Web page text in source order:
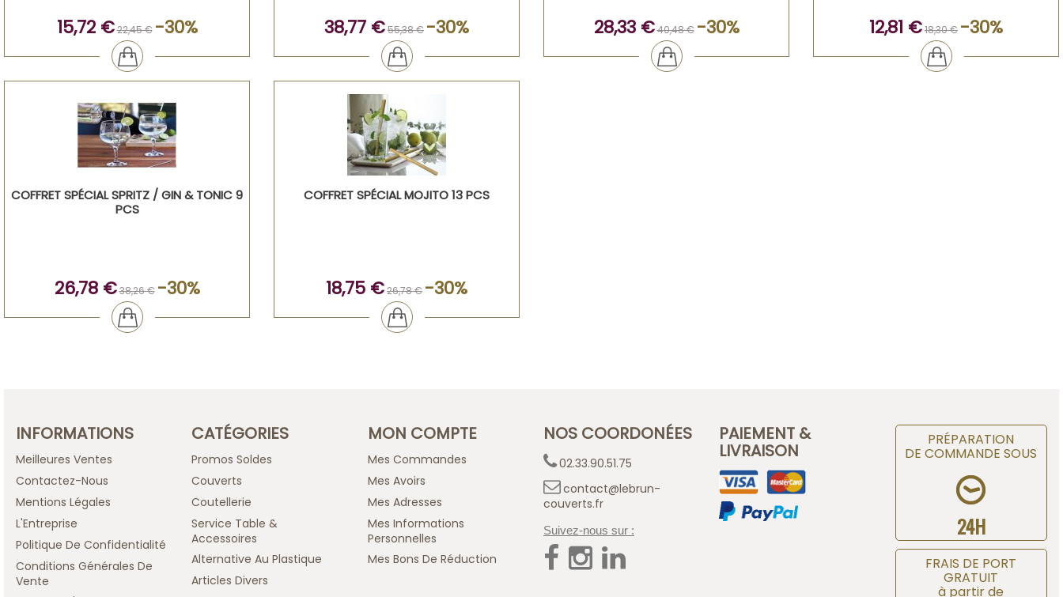
15,72 €22,45 € -30% 38,77 €55,38 € -30% 28,33 €40,48 € -30% 12,81 €18,30 € -30%
COFFRET SPÉCIAL SPRITZ / GIN & TONIC 9
PCS
26,78 €38,26 € -30%
COFFRET SPÉCIAL MOJITO 13 PCS
18,75 €26,78 € -30%
INFORMATIONS
Meilleures Ventes
Contactez-Nous
Mentions Légales
L'Entreprise
Politique De Confidentialité
Conditions Générales De
Vente
CATÉGORIES
Promos Soldes
Couverts
Coutellerie
Service Table &
Accessoires
Alternative Au Plastique
Articles Divers
MON COMPTE
Mes Commandes
Mes Avoirs
Mes Adresses
Mes Informations
Personnelles
Mes Bons De Réduction
NOS COORDONÉES
02.33.90.51.75
contact@lebrun-
couverts.fr
Suivez-nous sur :
PAIEMENT &
LIVRAISON
PRÉPARATION
DE COMMANDE SOUS
24H
FRAIS DE PORT
GRATUIT
à partir de